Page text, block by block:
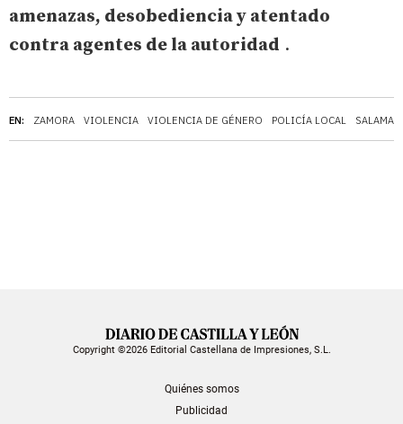
EN: ZAMORA VIOLENCIA VIOLENCIA DE GÉNERO POLICÍA LOCAL
amenazas, desobediencia y atentado
contra agentes de la autoridad .
Copyright ©2026 Editorial Castellana de Impresiones, S.L.
Quiénes somos
Publicidad